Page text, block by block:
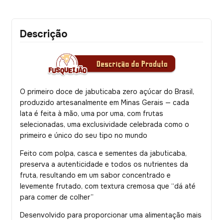
Descrição
O primeiro doce de jabuticaba zero açúcar do Brasil,
produzido artesanalmente em Minas Gerais — cada
lata é feita à mão, uma por uma, com frutas
selecionadas, uma exclusividade celebrada como o
primeiro e único do seu tipo no mundo
Feito com polpa, casca e sementes da jabuticaba,
preserva a autenticidade e todos os nutrientes da
fruta, resultando em um sabor concentrado e
levemente frutado, com textura cremosa que “dá até
para comer de colher”
Desenvolvido para proporcionar uma alimentação mais